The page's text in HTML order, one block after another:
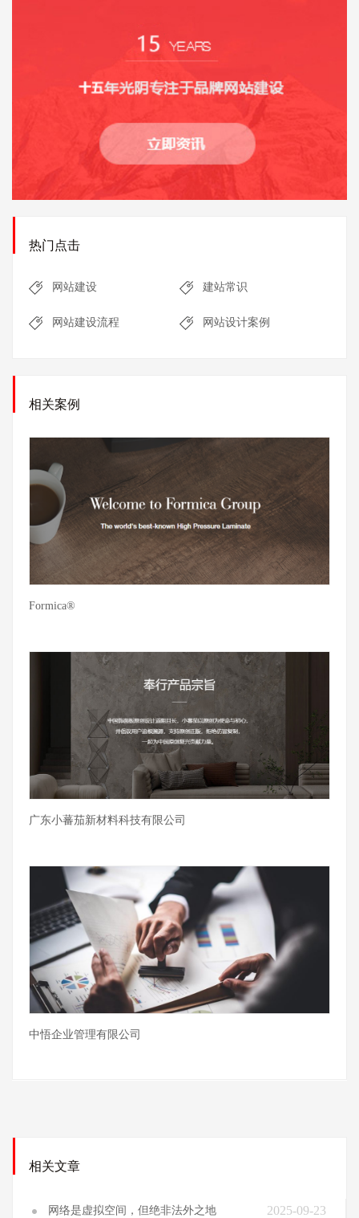
热门点击
网站建设 建站常识
网站建设流程 网站设计案例
相关案例
Formica®
广东小蕃茄新材料科技有限公司
中悟企业管理有限公司
相关文章
网络是虚拟空间，但绝非法外之地 2025-09-23